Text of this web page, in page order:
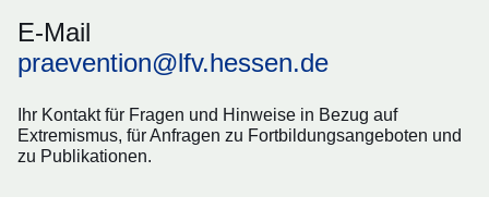
E-Mail
praevention@lfv.hessen.de
Ihr Kontakt für Fragen und Hinweise in Bezug auf
Extremismus, für Anfragen zu Fortbildungsangeboten und
zu Publikationen.